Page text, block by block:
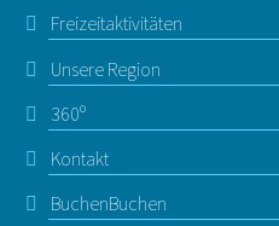
Freizeitaktivitäten
Unsere Region
360º
Kontakt
BuchenBuchen